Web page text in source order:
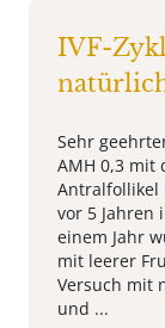
IVF-
Sehr
AMH 0,3 mit
Antralfollikel
vor 5 Jahren
einem Jahr
mit leerer
Versuch mit
und ...